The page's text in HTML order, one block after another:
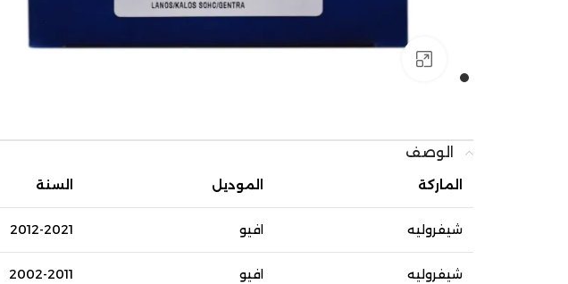
الوصف
الماركة الموديل السنة
شيفروليه افيو 2012-2021
شيفروليه افيو 2002-2011